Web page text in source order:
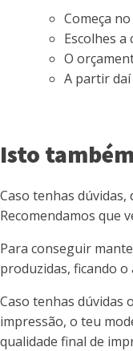
Começa
Escolhes
O
A partir daí
Isto
Caso tenhas
Recomendamos que
Para conseguir
produzidas, ficando
Caso tenhas dúvidas
impressão, o teu
qualidade final de